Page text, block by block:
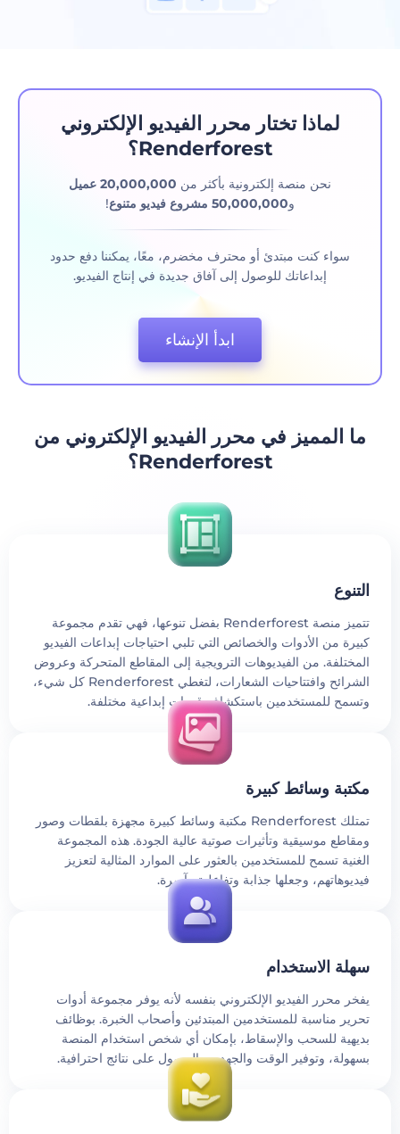
لماذا تختار محرر الفيديو الإلكتروني
Renderforest؟
نحن منصة إلكترونية بأكثر من20,000,000 عميل
50,000,000 مشروع فيديو متنوع !
سواء كنت مبتدئ أو محترف مخضرم، معًا، يمكننا دفع حدود
إبداعاتك للوصول إلى آفاق جديدة في إنتاج الفيديو.
ابدأ الإنشاء
المميز في محرر الفيديو الإلكتروني من
Renderforest؟
تتميز منصة Renderforest بفضل تنوعها، فهي تقدم مجموعة
من الأدوات والخصائص التي تلبي احتياجات إبداعات الفيديو
من الفيديوهات الترويجية إلى المقاطع المتحركة وعروض
الشرائح وافتتاحيات الشعارات، لتغطي Renderforest كل شيء،
للمستخدمين باستكشاف قدرات إبداعية مختلفة.
وسائط كبيرة
تمتلك Renderforest مكتبة وسائط كبيرة مجهزة بلقطات وصور
موسيقية وتأثيرات صوتية عالية الجودة. هذه المجموعة
تسمح للمستخدمين بالعثور على الموارد المثالية لتعزيز
وجعلها جذابة وتفاعلية وآسرة.
الاستخدام
محرر الفيديو الإلكتروني بنفسه لأنه يوفر مجموعة أدوات
مناسبة للمستخدمين المبتدئين وأصحاب الخبرة. بوظائف
للسحب والإسقاط، بإمكان أي شخص استخدام المنصة
وتوفير الوقت والجهد مع الحصول على نتائج احترافية.